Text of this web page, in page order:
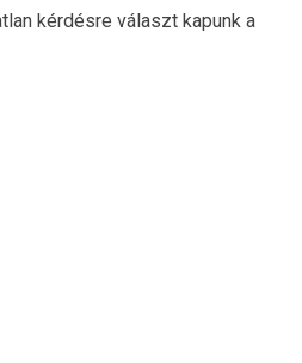
kérdésre választ kapunk a